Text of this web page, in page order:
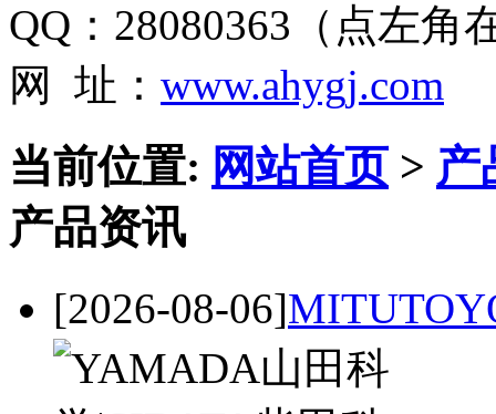
QQ：28080363（点左角
网 址： www.ahygj.com
当前位置: 网站首页> 产
产品资讯
[2026-08-06]